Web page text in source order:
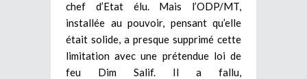
chef d’Etat élu. Mais l’ODP/MT,
installée au pouvoir, pensant qu’elle
était solide, a presque supprimé cette
limitation avec une prétendue loi de
feu Dim Salif. Il a fallu,